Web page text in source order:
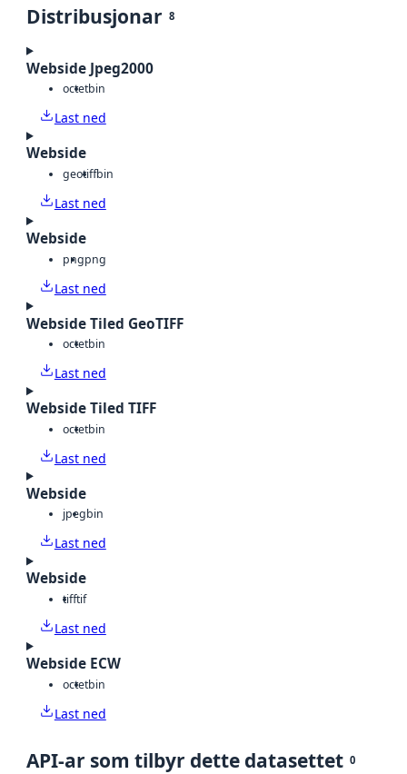
Distribusjonar 8
Webside Jpeg2000
octetbin
Last ned
Webside
geotiffbin
Last ned
Webside
pngpng
Last ned
Webside Tiled GeoTIFF
octetbin
Last ned
Webside Tiled TIFF
octetbin
Last ned
Webside
jpegbin
Last ned
Webside
tifftif
Last ned
Webside ECW
octetbin
Last ned
API-ar som tilbyr dette datasettet 0